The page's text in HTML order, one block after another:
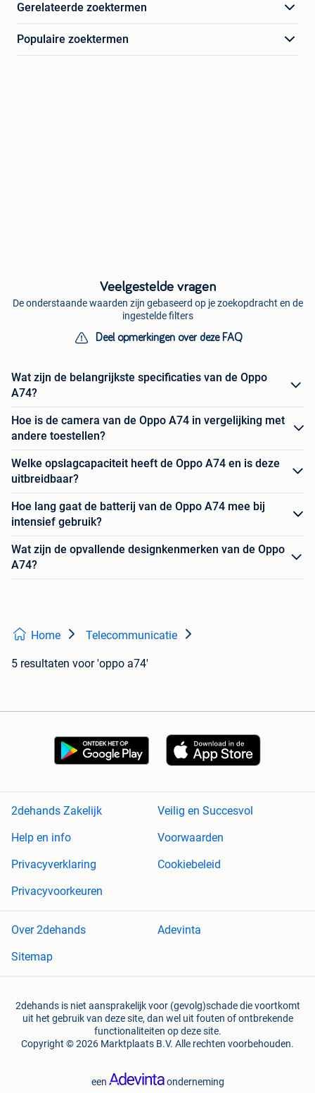
Gerelateerde zoektermen
Populaire zoektermen
Veelgestelde vragen
De onderstaande waarden zijn gebaseerd op je zoekopdracht en de
ingestelde filters
Deel opmerkingen over deze FAQ
Wat zijn de belangrijkste specificaties van de Oppo
A74?
Hoe is de camera van de Oppo A74 in vergelijking met
andere toestellen?
Welke opslagcapaciteit heeft de Oppo A74 en is deze
uitbreidbaar?
Hoe lang gaat de batterij van de Oppo A74 mee bij
intensief gebruik?
Wat zijn de opvallende designkenmerken van de Oppo
A74?
Home Telecommunicatie
5 resultaten voor 'oppo a74'
2dehands Zakelijk
Veilig en Succesvol
Help en info
Voorwaarden
Privacyverklaring
Cookiebeleid
Privacyvoorkeuren
Over 2dehands
Adevinta
Sitemap
2dehands is niet aansprakelijk voor (gevolg)schade die voortkomt
uit het gebruik van deze site, dan wel uit fouten of ontbrekende
functionaliteiten op deze site.
Copyright © 2026 Marktplaats B.V. Alle rechten voorbehouden.
een onderneming